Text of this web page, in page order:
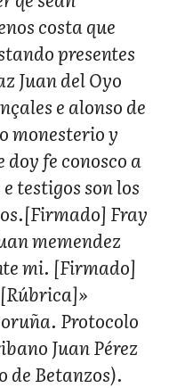
costa que
presentes
Juan del Oyo
e alonso de
monesterio y
doy fe conosco a
testigos son los
Fray
memendez
mi. [Firmado]
Protocolo
Juan Pérez
de Betanzos).